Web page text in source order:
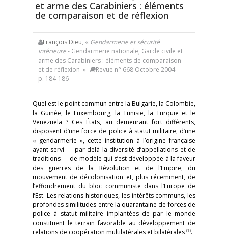
et arme des Carabiniers : éléments
de comparaison et de réflexion
François Dieu, « Gendarmerie et sécurité
intérieure- Gendarmerie nationale, Garde civile et
arme des Carabiniers : éléments de comparaison
et de réflexion »
Revue n° 668 Octobre 2004 -
p. 184-186
Quel est le point commun entre la Bulgarie, la Colombie,
la Guinée, le Luxembourg, la Tunisie, la Turquie et le
Venezuela ? Ces États, au demeurant fort différents,
disposent d’une force de police à statut militaire, d’une
« gendarmerie », cette institution à l’origine française
ayant servi — par-delà la diversité d’appellations et de
traditions — de modèle qui s’est développée à la faveur
des guerres de la Révolution et de l’Empire, du
mouvement de décolonisation et, plus récemment, de
l’effondrement du bloc communiste dans l’Europe de
l’Est. Les relations historiques, les intérêts communs, les
profondes similitudes entre la quarantaine de forces de
police à statut militaire implantées de par le monde
constituent le terrain favorable au développement de
relations de coopération multilatérales et bilatérales (1).